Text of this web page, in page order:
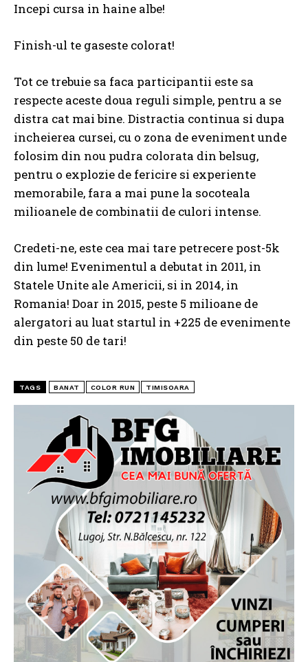
Incepi cursa in haine albe!
Finish-ul te gaseste colorat!
Tot ce trebuie sa faca participantii este sa
respecte aceste doua reguli simple, pentru a se
distra cat mai bine. Distractia continua si dupa
incheierea cursei, cu o zona de eveniment unde
folosim din nou pudra colorata din belsug,
pentru o explozie de fericire si experiente
memorabile, fara a mai pune la socoteala
milioanele de combinatii de culori intense.
Credeti-ne, este cea mai tare petrecere post-5k
din lume! Evenimentul a debutat in 2011, in
Statele Unite ale Americii, si in 2014, in
Romania! Doar in 2015, peste 5 milioane de
alergatori au luat startul in +225 de evenimente
din peste 50 de tari!
TAGS BANAT COLOR RUN TIMISOARA